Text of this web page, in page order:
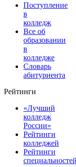
Поступление
в
колледж
Все об
образовании
в
колледже
Словарь
абитуриента
Рейтинги
«Лучший
колледж
России»
Рейтинги
колледжей
Рейтинги
специальностей